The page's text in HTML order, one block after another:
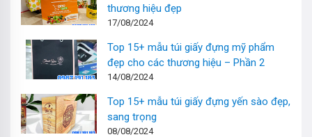
thương hiệu đẹp
17/08/2024
Top 15+ mẫu túi giấy đựng mỹ phẩm
đẹp cho các thương hiệu – Phần 2
14/08/2024
Top 15+ mẫu túi giấy đựng yến sào đẹp,
sang trọng
08/08/2024